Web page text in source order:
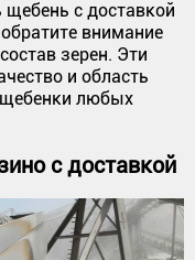
с доставкой
внимание
зерен. Эти
и область
любых
с доставкой